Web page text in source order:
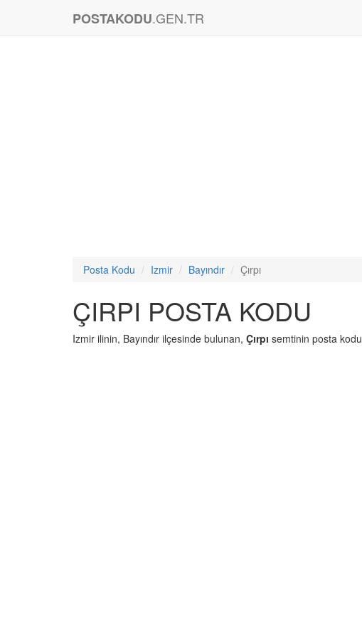
POSTAKODU.GEN.TR
Posta Kodu Izmir Bayındır Çırpı
ÇIRPI POSTA KODU
Izmir ilinin, Bayındır ilçesinde bulunan, Çırpı semtinin posta kodu